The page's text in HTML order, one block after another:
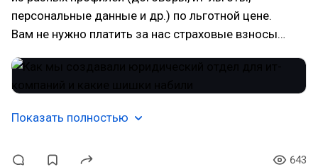
персональные данные и др.) по льготной цене.
Вам не нужно платить за нас страховые взносы…
Показать полностью
643